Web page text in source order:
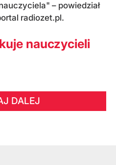
– powiedział
radiozet.pl.
nauczycieli
DALEJ